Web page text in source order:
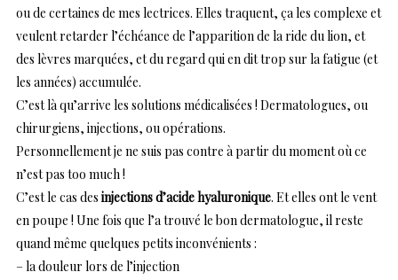
ou de certaines de mes lectrices. Elles traquent, ça les complexe et
veulent retarder l’échéance de l’apparition de la ride du lion, et
des lèvres marquées, et du regard qui en dit trop sur la fatigue (et
les années) accumulée.
C’est là qu’arrive les solutions médicalisées ! Dermatologues, ou
chirurgiens, injections, ou opérations.
Personnellement je ne suis pas contre à partir du moment où ce
n’est pas too much !
C’est le cas des injections d’acide hyaluronique. Et elles ont le vent
en poupe ! Une fois que l’a trouvé le bon dermatologue, il reste
quand même quelques petits inconvénients :
– la douleur lors de l’injection